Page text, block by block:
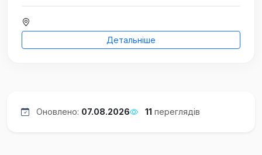
Детальніше
Оновлено: 07.08.2026 11 переглядів